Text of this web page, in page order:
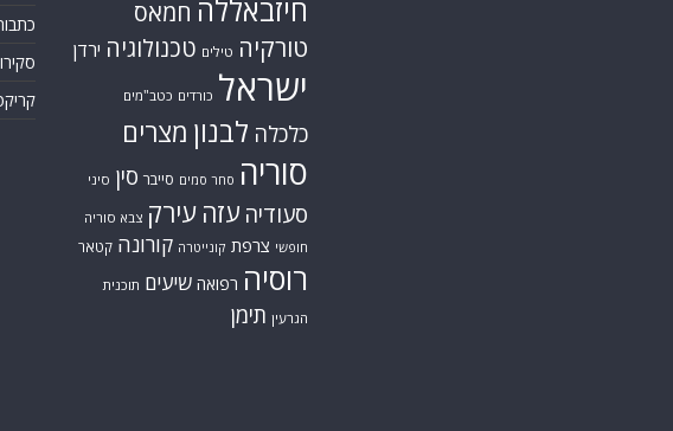
חיזבאללה חמאס
טורקיה טילים טכנולוגיה ירדן
ישראל כורדים כטב"מים
כלכלה לבנון מצרים
סוריה סחר סמים סייבר סין סיני
סעודיה עזה עירק צבא סוריה
חופשי צרפת קונייטרה קורונה קטאר
רוסיה רפואה שיעים תוכנית
הגרעין תימן